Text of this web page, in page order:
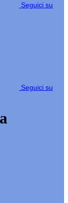
Seguici su
Seguici su